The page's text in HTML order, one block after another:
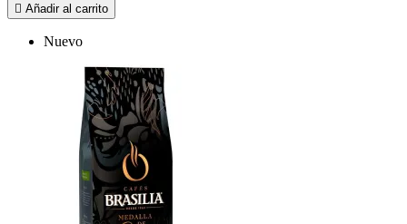
 Añadir al carrito
Nuevo